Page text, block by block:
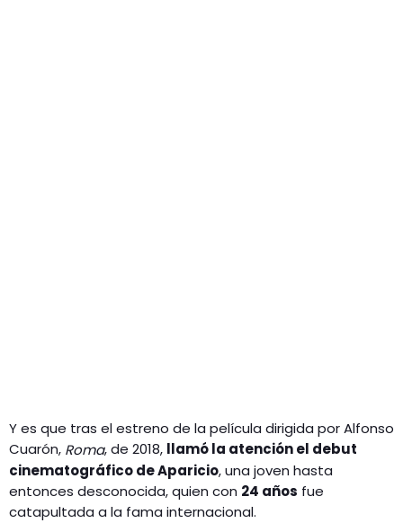
Y es que tras el estreno de la película dirigida por Alfonso
Cuarón, Roma, de 2018, llamó la atención el debut
cinematográfico de Aparicio, una joven hasta
entonces desconocida, quien con 24 años fue
catapultada a la fama internacional.